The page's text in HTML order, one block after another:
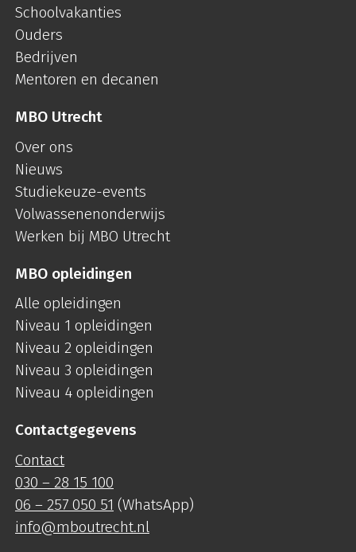
Schoolvakanties
Ouders
Bedrijven
Mentoren en decanen
MBO Utrecht
Over ons
Nieuws
Studiekeuze-events
Volwassenenonderwijs
Werken bij MBO Utrecht
MBO opleidingen
Alle opleidingen
Niveau 1 opleidingen
Niveau 2 opleidingen
Niveau 3 opleidingen
Niveau 4 opleidingen
Contactgegevens
Contact
030 – 28 15 100
06 – 257 050 51 (WhatsApp)
info@mboutrecht.nl